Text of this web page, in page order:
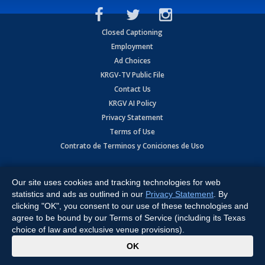
Closed Captioning
Employment
Ad Choices
KRGV-TV Public File
Contact Us
KRGV AI Policy
Privacy Statement
Terms of Use
Contrato de Terminos y Coniciones de Uso
Expressway, Weslaco, TX 78596.
All Rights Reserved. Powered by:Ruby Shore Software
Our site uses cookies and tracking technologies for web
statistics and ads as outlined in our Privacy Statement . By
clicking "OK", you consent to our use of these technologies and
agree to be bound by our Terms of Service (including its Texas
choice of law and exclusive venue provisions).
OK